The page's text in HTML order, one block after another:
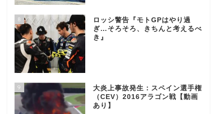
8
ロッシ警告『モトGPはやり過
ぎ…そろそろ、きちんと考えるべ
き』
9
大炎上事故発生：スペイン選手権
（CEV）2016アラゴン戦【動画
あり】